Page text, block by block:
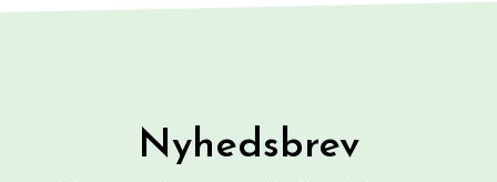
Nyhedsbrev